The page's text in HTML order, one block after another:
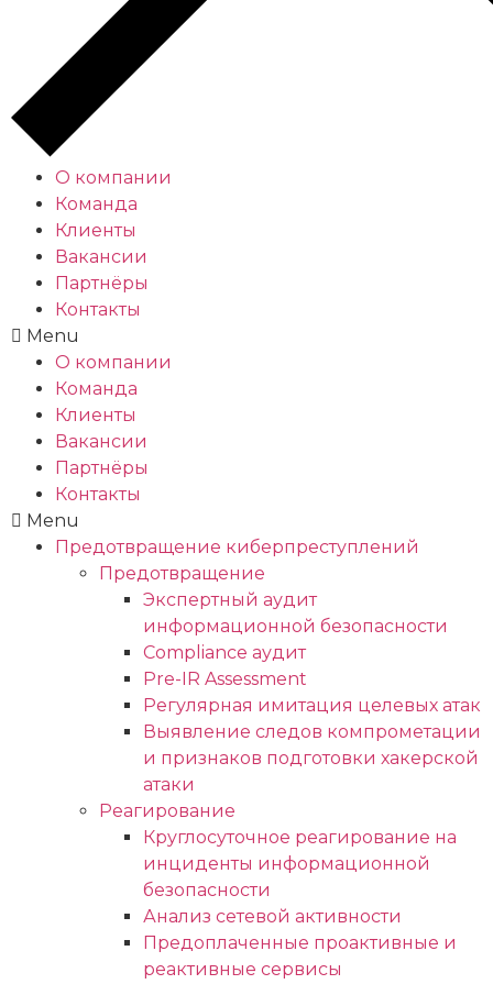
О компании
Команда
Клиенты
Вакансии
Партнёры
Контакты
Menu
О компании
Команда
Клиенты
Вакансии
Партнёры
Контакты
Menu
Предотвращение киберпреступлений
Предотвращение
Экспертный аудит
информационной безопасности
Compliance аудит
Pre-IR Assessment
Регулярная имитация целевых атак
Выявление следов компрометации
и признаков подготовки хакерской
атаки
Реагирование
Круглосуточное реагирование на
инциденты информационной
безопасности
Анализ сетевой активности
Предоплаченные проактивные и
реактивные сервисы